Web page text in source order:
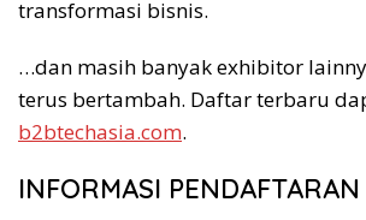
transformasi bisnis.
…dan masih banyak exhibitor
terus bertambah. Daftar terbaru
b2btechasia.com.
INFORMASI PENDAFTARAN